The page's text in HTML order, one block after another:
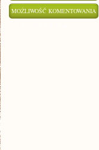
MOŻLIWOŚĆ KOMENTOWANIA